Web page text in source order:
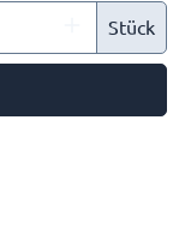
Stück